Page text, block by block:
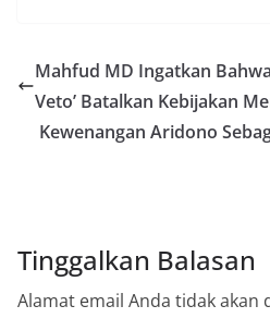
Mahfud MD Ingatkan
Veto’ Batalkan Kebijakan
Kewenangan Aridono
Tinggalkan Balasan
Alamat email Anda tidak akan